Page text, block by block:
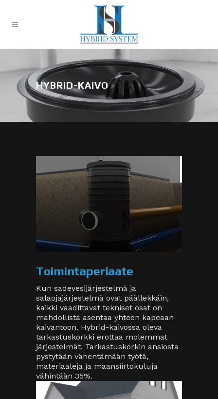
HYBRID-KAIVO
Toimintaperiaate
Kun sadevesijärjestelmä ja
salaojajärjestelmä ovat päällekkäin,
kaikki vaadittavat tekniset osat on
mahdollista asentaa yhteen kapeaan
kaivantoon. Hybrid-kaivossa oleva
tarkastuskorkki erottaa molemmat
järjestelmät. Tarkastuskorkin ansiosta
pystytään vähentämään työtä,
materiaaleja ja maansiirtokuluja
vähintään 35%.